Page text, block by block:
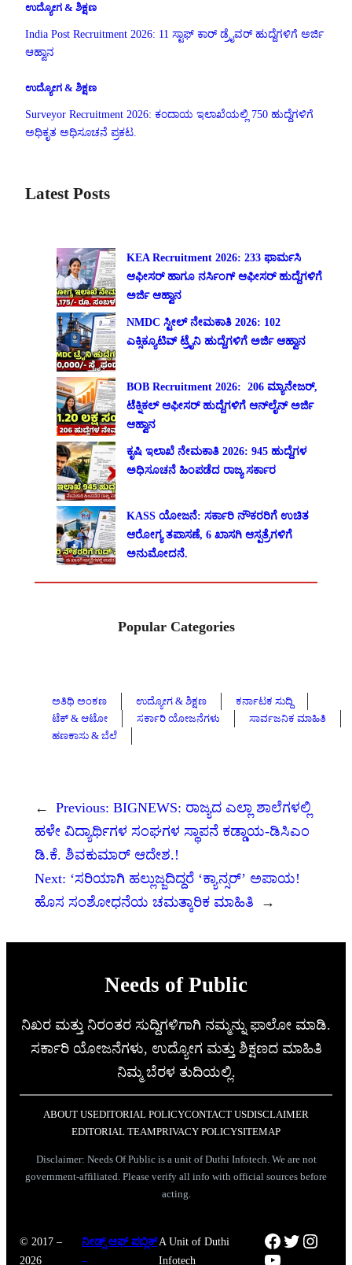
ಉದ್ಯೋಗ & ಶಿಕ್ಷಣ
India Post Recruitment 2026: 11 ಸ್ಟಾಫ್ ಕಾರ್ ಡ್ರೈವರ್ ಹುದ್ದೆಗಳಿಗೆ ಅರ್ಜಿ
ಆಹ್ವಾನ
ಉದ್ಯೋಗ & ಶಿಕ್ಷಣ
Surveyor Recruitment 2026: ಕಂದಾಯ ಇಲಾಖೆಯಲ್ಲಿ 750 ಹುದ್ದೆಗಳಿಗೆ
ಅಧಿಕೃತ ಅಧಿಸೂಚನೆ ಪ್ರಕಟ.
Latest Posts
KEA Recruitment 2026: 233 ಫಾರ್ಮಸಿ
ಆಫೀಸರ್ ಹಾಗೂ ನರ್ಸಿಂಗ್ ಆಫೀಸರ್ ಹುದ್ದೆಗಳಿಗೆ
ಅರ್ಜಿ ಆಹ್ವಾನ
NMDC ಸ್ಟೀಲ್ ನೇಮಕಾತಿ 2026: 102
ಎಕ್ಸಿಕ್ಯೂಟಿವ್ ಟ್ರೈನಿ ಹುದ್ದೆಗಳಿಗೆ ಅರ್ಜಿ ಆಹ್ವಾನ
BOB Recruitment 2026: 206 ಮ್ಯಾನೇಜರ್,
ಟೆಕ್ನಿಕಲ್ ಆಫೀಸರ್ ಹುದ್ದೆಗಳಿಗೆ ಆನ್‌ಲೈನ್ ಅರ್ಜಿ
ಆಹ್ವಾನ
ಕೃಷಿ ಇಲಾಖೆ ನೇಮಕಾತಿ 2026: 945 ಹುದ್ದೆಗಳ
ಅಧಿಸೂಚನೆ ಹಿಂಪಡೆದ ರಾಜ್ಯ ಸರ್ಕಾರ
KASS ಯೋಜನೆ: ಸರ್ಕಾರಿ ನೌಕರರಿಗೆ ಉಚಿತ
ಆರೋಗ್ಯ ತಪಾಸಣೆ, 6 ಖಾಸಗಿ ಆಸ್ಪತ್ರೆಗಳಿಗೆ
ಅನುಮೋದನೆ.
Popular Categories
ಅತಿಥಿ ಅಂಕಣ ಉದ್ಯೋಗ & ಶಿಕ್ಷಣ
ಕರ್ನಾಟಕ ಸುದ್ದಿ
ಟೆಕ್ & ಆಟೋ
ಸರ್ಕಾರಿ ಯೋಜನೆಗಳು
ಸಾರ್ವಜನಿಕ ಮಾಹಿತಿ
ಹಣಕಾಸು & ಬೆಲೆ
← Previous: BIGNEWS: ರಾಜ್ಯದ ಎಲ್ಲಾ ಶಾಲೆಗಳಲ್ಲಿ
ಹಳೇ ವಿದ್ಯಾರ್ಥಿಗಳ ಸಂಘಗಳ ಸ್ಥಾಪನೆ ಕಡ್ಡಾಯ-ಡಿಸಿಎಂ
ಡಿ.ಕೆ. ಶಿವಕುಮಾರ್ ಆದೇಶ.!
Next: ‘ಸರಿಯಾಗಿ ಹಲ್ಲುಜ್ಜದಿದ್ದರೆ ‘ಕ್ಯಾನ್ಸರ್’ ಅಪಾಯ!
ಹೊಸ ಸಂಶೋಧನೆಯ ಚಮತ್ಕಾರಿಕ ಮಾಹಿತಿ
→
Needs of Public
ನಿಖರ ಮತ್ತು ನಿರಂತರ ಸುದ್ದಿಗಳಿಗಾಗಿ ನಮ್ಮನ್ನು ಫಾಲೋ ಮಾಡಿ.
ಸರ್ಕಾರಿ ಯೋಜನೆಗಳು, ಉದ್ಯೋಗ ಮತ್ತು ಶಿಕ್ಷಣದ ಮಾಹಿತಿ
ನಿಮ್ಮ ಬೆರಳ ತುದಿಯಲ್ಲಿ.
ABOUT USEDITORIAL POLICYCONTACT USDISCLAIMER
EDITORIAL TEAMPRIVACY POLICYSITEMAP
Disclaimer: Needs Of Public is a unit of Duthi Infotech. We are not
government-affiliated. Please verify all info with official sources before
acting.
© 2017 –
2026
ನೀಡ್ಸ್ ಆಫ್ ಪಬ್ಲಿಕ್
–
A Unit of Duthi
Infotech
Facebook
Twitter
YouTube